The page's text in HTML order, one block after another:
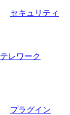
セキュリティ
テレワーク
プラグイン